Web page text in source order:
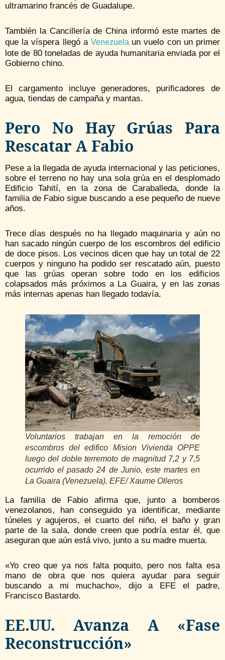
ultramarino francés de Guadalupe.
También la Cancillería de China informó este martes de
que la víspera llegó a Venezuela un vuelo con un primer
lote de 80 toneladas de ayuda humanitaria enviada por el
Gobierno chino.
El cargamento incluye generadores, purificadores de
agua, tiendas de campaña y mantas.
Pero No Hay Grúas Para
Rescatar A Fabio
Pese a la llegada de ayuda internacional y las peticiones,
sobre el terreno no hay una sola grúa en el desplomado
Edificio Tahití, en la zona de Caraballeda, donde la
familia de Fabio sigue buscando a ese pequeño de nueve
años.
Trece días después no ha llegado maquinaria y aún no
han sacado ningún cuerpo de los escombros del edificio
de doce pisos. Los vecinos dicen que hay un total de 22
cuerpos y ninguno ha podido ser rescatado aún, puesto
que las grúas operan sobre todo en los edificios
colapsados más próximos a La Guaira, y en las zonas
más internas apenas han llegado todavía.
Voluntarios trabajan en la remoción de
escombros del edifico Mision Vivienda OPPE
luego del doble terremoto de magnitud 7,2 y 7,5
ocurrido el pasado 24 de Junio, este martes en
La Guaira (Venezuela). EFE/ Xaume Olleros
La familia de Fabio afirma que, junto a bomberos
venezolanos, han conseguido ya identificar, mediante
túneles y agujeros, el cuarto del niño, el baño y gran
parte de la sala, donde creen que podría estar él, que
aseguran que aún está vivo, junto a su madre muerta.
«Yo creo que ya nos falta poquito, pero nos falta esa
mano de obra que nos quiera ayudar para seguir
buscando a mi muchacho», dijo a EFE el padre,
Francisco Bastardo.
EE.UU. Avanza A «fase
Reconstrucción»